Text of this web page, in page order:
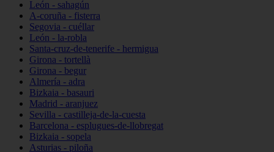
León - sahagún
A-coruña - fisterra
Segovia - cuéllar
León - la-robla
Santa-cruz-de-tenerife - hermigua
Girona - tortellà
Girona - begur
Almería - adra
Bizkaia - basauri
Madrid - aranjuez
Sevilla - castilleja-de-la-cuesta
Barcelona - esplugues-de-llobregat
Bizkaia - sopela
Asturias - piloña